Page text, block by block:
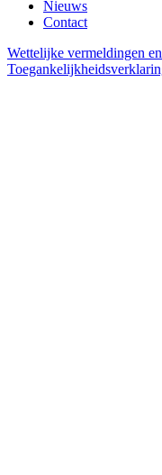
Nieuws
Contact
Wettelijke vermeldingen